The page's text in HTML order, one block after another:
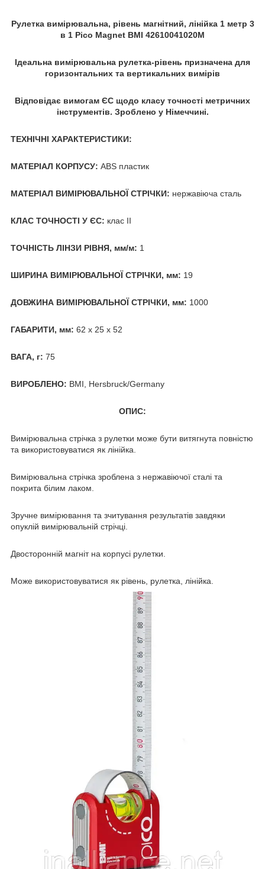
Рулетка вимірювальна, рівень магнітний, лінійка 1 метр 3
в 1 Pico Magnet BMI 42610041020M
Ідеальна вимірювальна рулетка-рівень призначена для
горизонтальних та вертикальних вимірів
Відповідає вимогам ЄС щодо класу точності метричних
інструментів. Зроблено у Німеччині.
ТЕХНІЧНІ ХАРАКТЕРИСТИКИ:
МАТЕРІАЛ КОРПУСУ: ABS пластик
МАТЕРІАЛ ВИМІРЮВАЛЬНОЇ СТРІЧКИ: нержавіюча сталь
КЛАС ТОЧНОСТІ У ЄС: клас II
ТОЧНІСТЬ ЛІНЗИ РІВНЯ, мм/м: 1
ШИРИНА ВИМІРЮВАЛЬНОЇ СТРІЧКИ, мм: 19
ДОВЖИНА ВИМІРЮВАЛЬНОЇ СТРІЧКИ, мм: 1000
ГАБАРИТИ, мм: 62 х 25 х 52
ВАГА, г: 75
ВИРОБЛЕНО: BMI, Hersbruck/Germany
ОПИС:
Вимірювальна стрічка з рулетки може бути витягнута повністю
та використовуватися як лінійка.
Вимірювальна стрічка зроблена з нержавіючої сталі та
покрита білим лаком.
Зручне вимірювання та зчитування результатів завдяки
опуклій вимірювальній стрічці.
Двосторонній магніт на корпусі рулетки.
Може використовуватися як рівень, рулетка, лінійка.